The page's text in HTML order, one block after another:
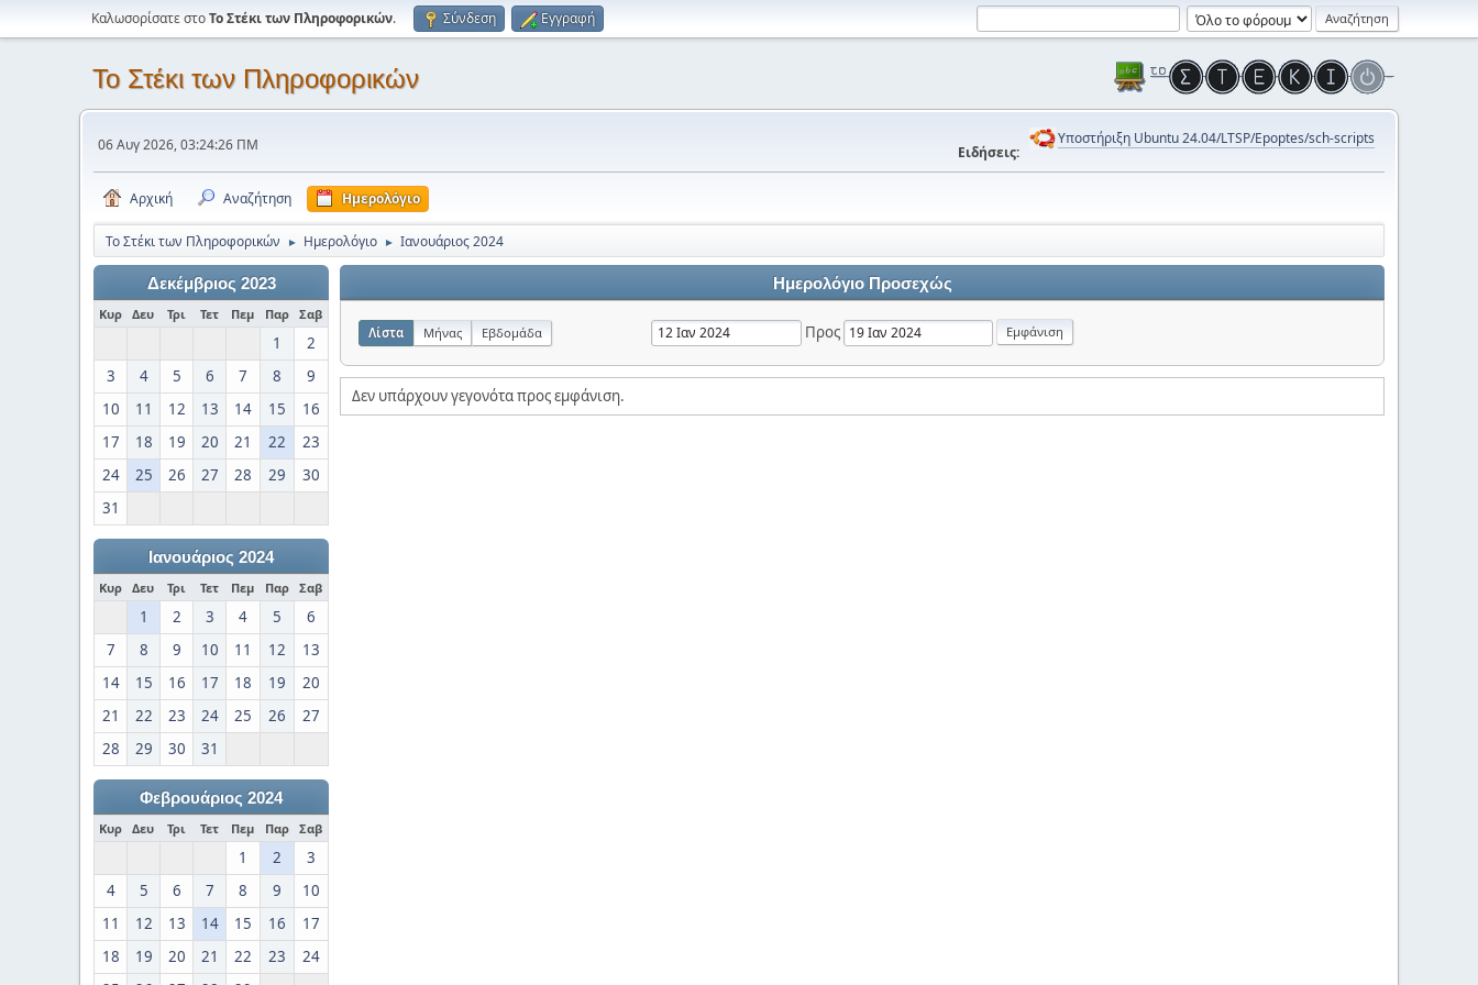
Καλωσορίσατε στοΤο Στέκι των Πληροφορικών. Σύνδεση Εγγραφή
Το Στέκι των Πληροφορικών
06 Αυγ 2026, 03:24:26 ΠΜ Ειδήσεις:
Υποστήριξη Ubuntu 24.04/LTSP/Epoptes/sch-scripts
Αρχική Αναζήτηση Ημερολόγιο
Το Στέκι των Πληροφορικών ► Ημερολόγιο ► Ιανουάριος 2024
Δεκέμβριος 2023
Κυρ Δευ Τρι Τετ Πεμ Παρ Σαβ
1
2
3
4 5 6 7 8
9
10
11 12 13 14 15
16
17
18 19 20 21 22
23
24
25 26 27 28 29
30
31
Ιανουάριος 2024
Κυρ Δευ Τρι Τετ Πεμ Παρ Σαβ
1 2 3 4 5
6
7
8 9 10 11 12
13
14
15 16 17 18 19
20
21
22 23 24 25 26
27
28
29 30 31
Φεβρουάριος 2024
Κυρ Δευ Τρι Τετ Πεμ Παρ Σαβ
1 2
3
4
5 6 7 8 9
10
11
12 13 14 15 16
17
18
19 20 21 22 23
24
Ημερολόγιο Προσεχώς
Λίστα Μήνας Εβδομάδα Προς
Δεν υπάρχουν γεγονότα προς εμφάνιση.